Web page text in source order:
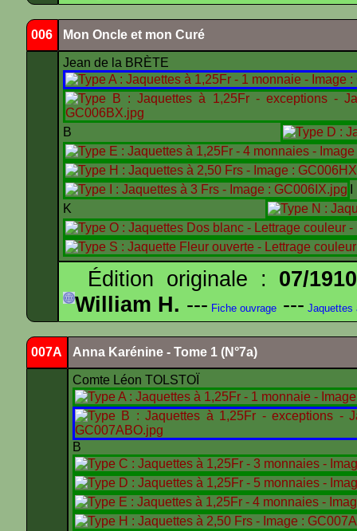
006 Mon Oncle et mon Curé
Jean de la BRÈTE
B
K
Édition originale : 07/1910
William H. --- Fiche ouvrage --- Jaquettes
007A Anna Karénine - Tome 1 (N°7a)
Comte Léon TOLSTOÏ
B